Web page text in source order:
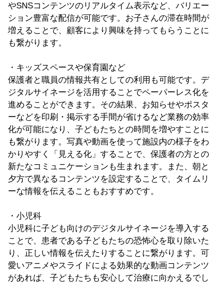
やSNSコンテンツのリアルタイム表示など、バリエー
ション豊富な配信が可能です。お子さんの滞在時間が
増えることで、顧客により興味を持ってもらうことに
も繋がります。
・キッズスペースや保育園など
保護者と職員の情報共有としての利用も可能です。デ
ジタルサイネージを活用することでペーパーレス化を
進めることができます。その結果、お知らせやポスタ
ーなどを印刷・掲示する手間が省けるなど業務の効率
化が可能になり、子どもたちとの時間を増やすことに
も繋がります。写真や動画を使って施設内の様子をわ
かりやすく「見える化」することで、保護者の方との
新たなコミュニケーションも生まれます。また、朝と
夕方で異なるコンテンツを設定することで、タイムリ
ーな情報を伝えることもおすすめです。
・小児科
小児科に子ども向けのデジタルサイネージを導入する
ことで、患者である子どもたちの恐怖心を取り除いた
り、正しい情報を伝えたりすることに繋がります。可
愛いアニメやスライドによる効果的な動画コンテンツ
があれば、子どもたちも安心して治療に向かえるでし